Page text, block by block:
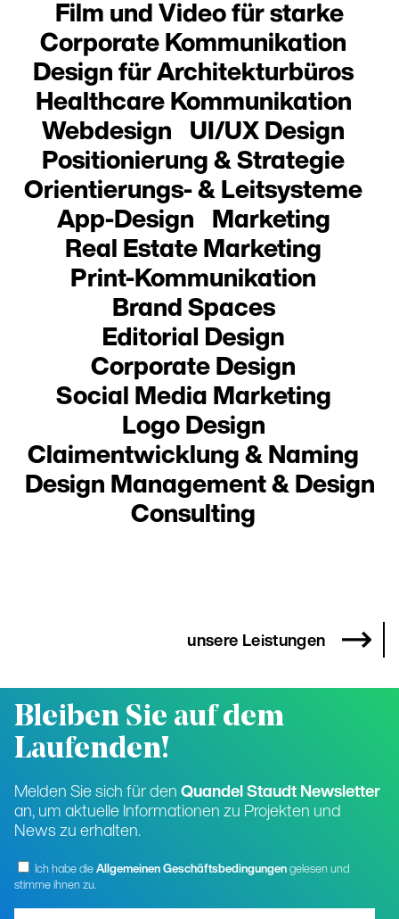
Film und Video für starke
Corporate Kommunikation
Design für Architekturbüros
Healthcare Kommunikation
Webdesign
UI/UX Design
Positionierung & Strategie
Orientierungs- & Leitsysteme
App-Design
Marketing
Real Estate Marketing
Print-Kommunikation
Brand Spaces
Editorial Design
Corporate Design
Social Media Marketing
Logo Design
Claimentwicklung & Naming
Design Management & Design
Consulting
unsere Leistungen
Bleiben Sie auf dem
Laufenden!
Melden Sie sich für den Quandel Staudt Newsletter
an, um aktuelle Informationen zu Projekten und
News zu erhalten.
Ich habe die Allgemeinen Geschäftsbedingungen gelesen und
stimme ihnen zu.